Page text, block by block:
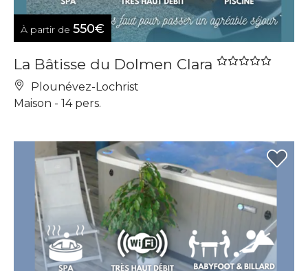
À partir de 550€
La Bâtisse du Dolmen Clara
Plounévez-Lochrist
Maison - 14 pers.